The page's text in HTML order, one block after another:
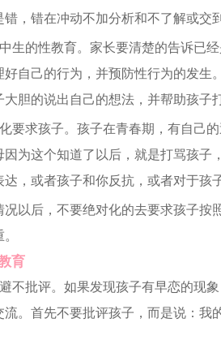
，错在冲动不加分析和不了解或交
生的性教育。家长要清楚的告诉已
好自己的行为，并预防性行为的发
胆的说出自己的想法，并帮助孩子
要求孩子。孩子在青春期，有自己
因为这个知道了以后，就是打骂孩子
，或者孩子和你反抗，或者对于孩
况以后，不要绝对化的去要求孩子
育
不批评。如果发现孩子有早恋的现
流。首先不要批评孩子，而是说：我